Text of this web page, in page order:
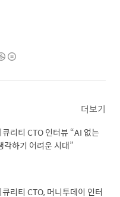
더보기
리티 CTO 인터뷰 “AI 없는
각하기 어려운 시대”
리티 CTO, 머니투데이 인터